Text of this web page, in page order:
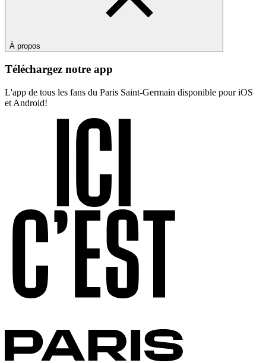
À propos
Téléchargez notre app
L'app de tous les fans du Paris Saint-Germain disponible pour iOS
et Android!